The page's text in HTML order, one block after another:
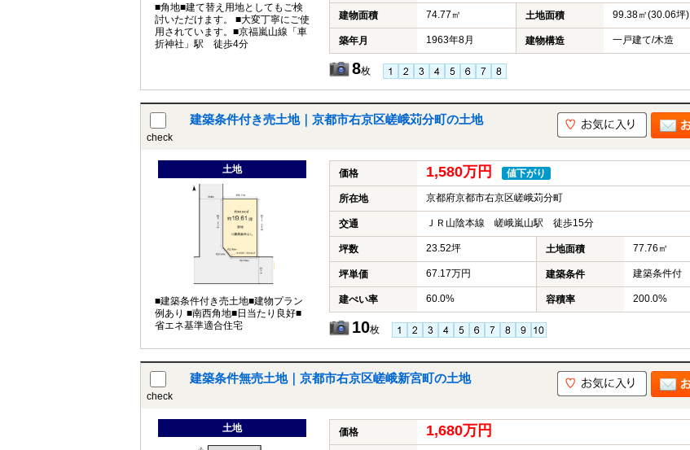
■角地■建て替え用地としてもご検
討いただけます。 ■大変丁寧にご使
用されています。■京福嵐山線「車
折神社」駅 徒歩4分
建物面積 74.77㎡ 土地面積 99.38㎡(30.06坪)
築年月 1963年8月 建物構造 一戸建て/木造
8枚
check
建築条件付き売土地｜京都市右京区嵯峨苅分町の土地
土地
■建築条件付き売土地■建物プラン
例あり ■南西角地■日当たり良好■
省エネ基準適合住宅
価格 1,580万円 値下がり
所在地 京都府京都市右京区嵯峨苅分町
交通 ＪＲ山陰本線 嵯峨嵐山駅 徒歩15分
坪数 23.52坪 土地面積 77.76㎡
坪単価 67.17万円 建築条件 建築条件付
建ぺい率 60.0% 容積率 200.0%
10枚
check
建築条件無売土地｜京都市右京区嵯峨新宮町の土地
土地 価格 1,680万円